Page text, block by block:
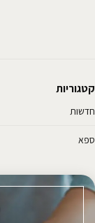
קטגוריות
חדשות
ספא